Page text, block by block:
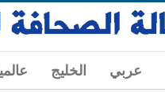
عربي الخليج